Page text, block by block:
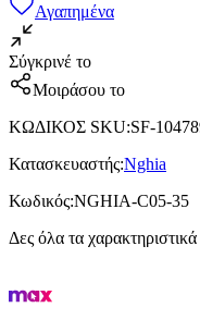
Αγαπημένα
Σύγκρινέ το
Μοιράσου το
ΚΩΔΙΚΟΣ SKU:SF-
Κατασκευαστής:Nghia
Κωδικός:NGHIA-C05-35
Δες όλα τα χαρακτηριστικά